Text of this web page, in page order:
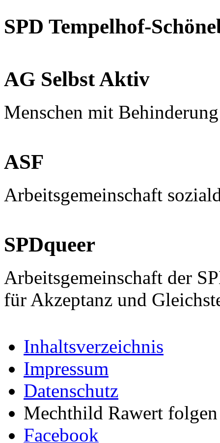
SPD Tempelhof-
AG Selbst Aktiv
Menschen mit
ASF
Arbeitsgemeinschaft
SPDqueer
Arbeitsgemeinschaft der
für Akzeptanz und
Inhaltsverzeichnis
Impressum
Datenschutz
Mechthild Rawert
Facebook